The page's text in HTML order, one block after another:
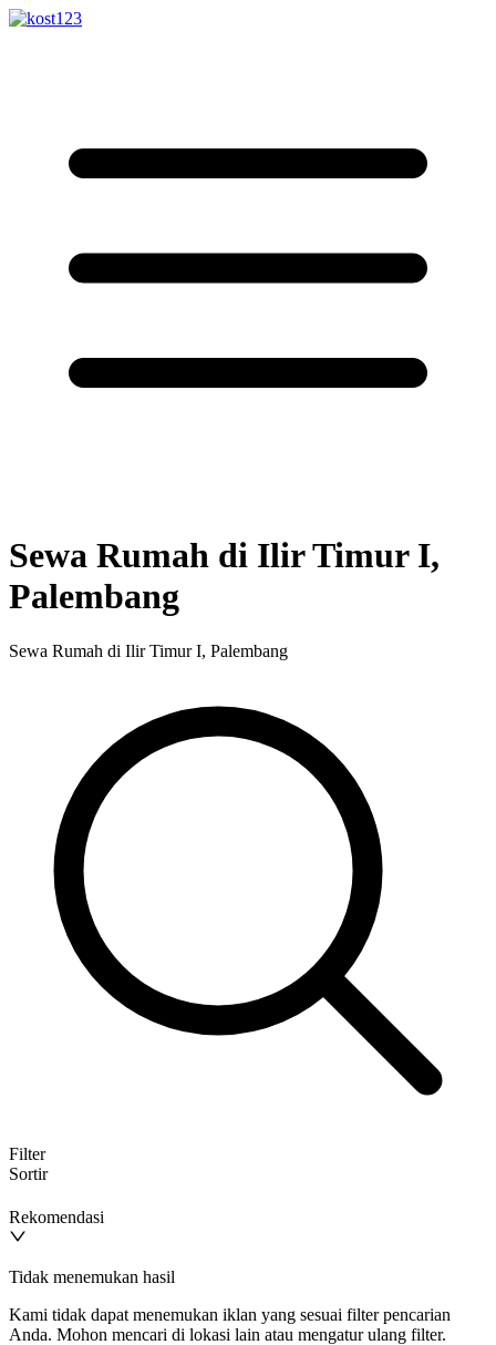
Sewa Rumah di Ilir Timur I,
Palembang
Sewa Rumah di Ilir Timur I, Palembang
Filter
Sortir
Rekomendasi
Tidak menemukan hasil
Kami tidak dapat menemukan iklan yang sesuai filter pencarian
Anda. Mohon mencari di lokasi lain atau mengatur ulang filter.